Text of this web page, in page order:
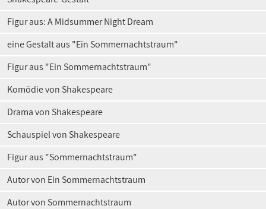
Figur aus: A Midsummer Night Dream
eine Gestalt aus "Ein Sommernachtstraum"
Figur aus "Ein Sommernachtstraum"
Komödie von Shakespeare
Drama von Shakespeare
Schauspiel von Shakespeare
Figur aus "Sommernachtstraum"
Autor von Ein Sommernachtstraum
Autor von Sommernachtstraum